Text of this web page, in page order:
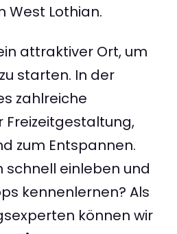
West Lothian.
attraktiver Ort, um
starten. In der
zahlreiche
Freizeitgestaltung,
zum Entspannen.
schnell einleben und
kennenlernen? Als
können wir